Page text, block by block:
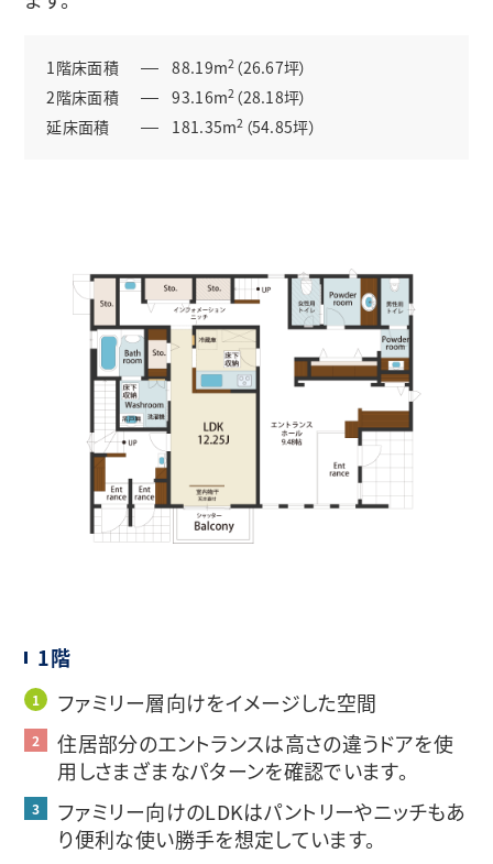
1階床面積 88.19m2 （26.67坪）
2階床面積
93.16m2 （28.18坪）
延床面積
181.35m2 （54.85坪）
1階
ファミリー層向けをイメージした空間
住居部分のエントランスは高さの違うドアを使
用しさまざまなパターンを確認でいます。
ファミリー向けのLDKはパントリーやニッチもあ
り便利な使い勝手を想定しています。